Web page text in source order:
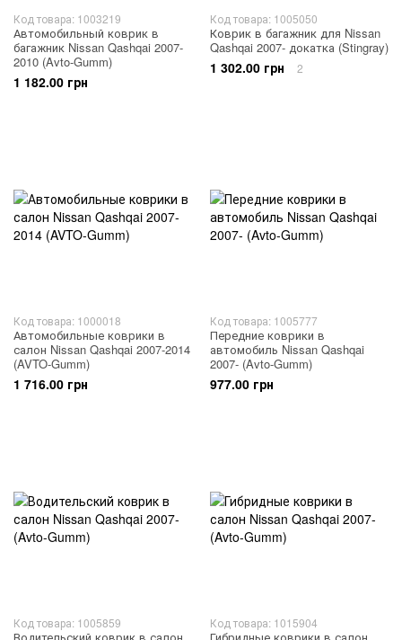
Код товара: 1003219
Автомобильный коврик в
багажник Nissan Qashqai 2007-
2010 (Avto-Gumm)
1 182.00 грн
Код товара: 1005050
Коврик в багажник для Nissan
Qashqai 2007- докатка (Stingray)
1 302.00 грн 2
Код товара: 1000018
Автомобильные коврики в
салон Nissan Qashqai 2007-2014
(AVTO-Gumm)
1 716.00 грн
Код товара: 1005777
Передние коврики в
автомобиль Nissan Qashqai
2007- (Avto-Gumm)
977.00 грн
Код товара: 1005859 Код товара: 1015904